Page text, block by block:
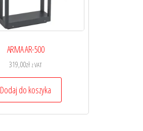
ARMA AR-500
319,00zł z VAT
Dodaj do koszyka